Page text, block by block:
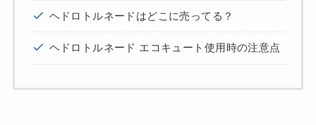
ヘドロトルネードはどこに売ってる？
ヘドロトルネード エコキュート使用時の注意点